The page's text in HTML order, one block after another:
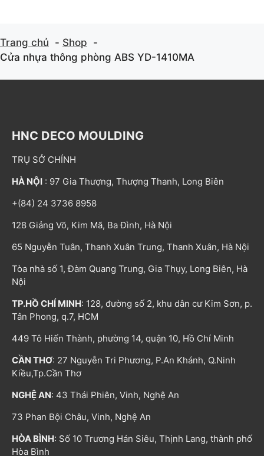
Trang chủ
Shop
Cửa nhựa thông phòng ABS YD-1410MA
HNC DECO MOULDING
TRỤ SỞ CHÍNH
HÀ NỘI : 97 Gia Thượng, Thượng Thanh, Long Biên
+(84) 24 3736 8958
128 Giảng Võ, Kim Mã, Ba Đình, Hà Nội
65 Nguyễn Tuân, Thanh Xuân Trung, Thanh Xuân, Hà Nội
Tòa nhà số 1, Đàm Quang Trung, Gia Thụy, Long Biên, Hà
Nội
TP.HỒ CHÍ MINH: 128, đường số 2, khu dân cư Kim Sơn, p.
Tân Phong, q.7, HCM
449 Tô Hiến Thành, phường 14, quận 10, Hồ Chí Minh
CẦN THƠ: 27 Nguyễn Tri Phương, P.An Khánh, Q.Ninh
Kiều,Tp.Cần Thơ
NGHỆ AN: 43 Thái Phiên, Vinh, Nghệ An
73 Phan Bội Châu, Vinh, Nghệ An
HÒA BÌNH: Số 10 Trương Hán Siêu, Thịnh Lang, thành phố
Hòa Bình